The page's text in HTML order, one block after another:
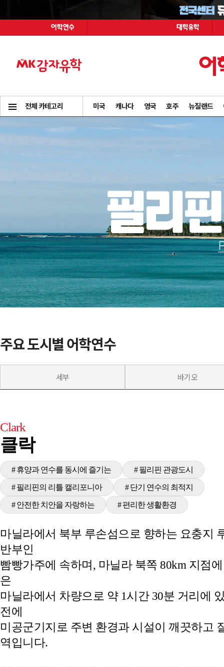
전체 카테고리 미국 캐나다 영국 호주 뉴질랜드
주요 도시별 어학연수
세부 바기오
Clark
클락
# 휴양과 연수를 동시에 즐기는 # 필리핀 관광도시
# 필리핀의 리틀 캘리포니아 # 단기 연수의 최적지
# 안전한 치안을 자랑하는 # 편리한 생활환경
마닐라에서 북부 루손섬으로 향하는 요충지
반부인
빰빵가주에 속하며, 마닐라 북쪽 80km 지점
은
마닐라에서 차량으로 약 1시간 30분 거리에
전에
미공군기지로 주변 환경과 시설이 깨끗하고
역입니다.